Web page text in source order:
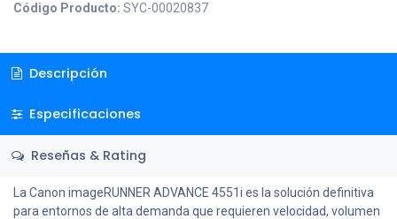
Código Producto: SYC-00020837
Descripción
Especificaciones
Reseñas & Rating
La Canon imageRUNNER ADVANCE 4551i es la solución definitiva
para entornos de alta demanda que requieren velocidad, volumen